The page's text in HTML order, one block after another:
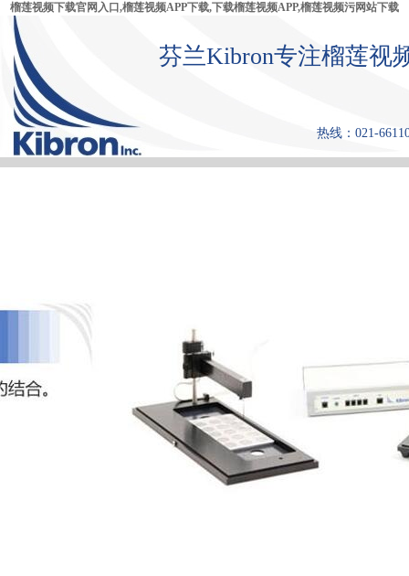
榴莲视频下载官网入口,榴莲视频APP下载,下载榴莲视频APP,榴莲视频污网站下载
芬兰Kibron专注榴莲视
热线：021-
首 页 产品中心 张力仪